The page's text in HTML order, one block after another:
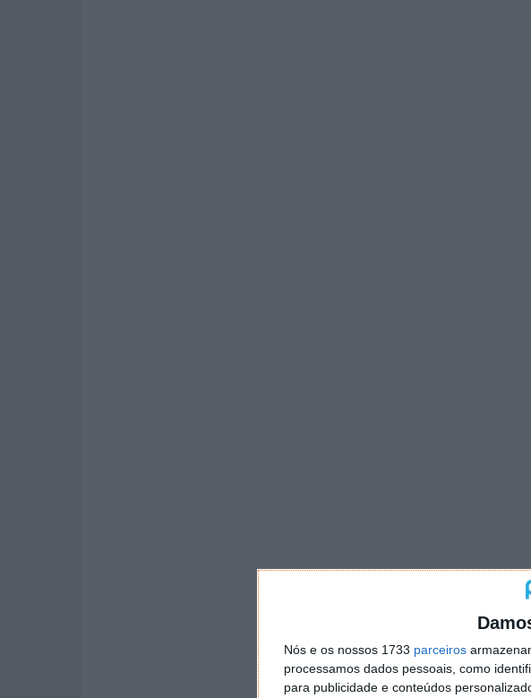
Nós e os nossos 1733 parceiros
processamos dados pessoais, como
para publicidade e conteúdos